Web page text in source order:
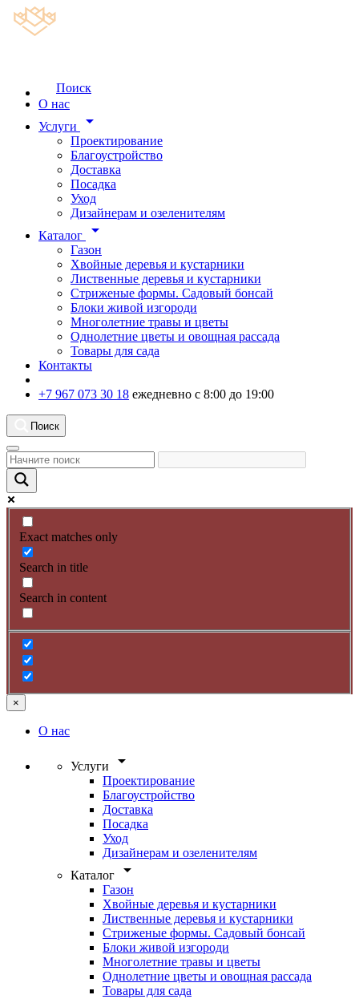
Поиск
О нас
Услуги
arrow_drop_down
Проектирование
Благоустройство
Доставка
Посадка
Уход
Дизайнерам и озеленителям
Каталог
arrow_drop_down
Газон
Хвойные деревья и кустарники
Лиственные деревья и кустарники
Стриженые формы. Садовый бонсай
Блоки живой изгороди
Многолетние травы и цветы
Однолетние цветы и овощная рассада
Товары для сада
Контакты
+7 967 073 30 18 ежедневно с 8:00 до 19:00
Поиск
Exact matches only
Search in title
Search in content
×
О нас
Услуги arrow_drop_down
Проектирование
Благоустройство
Доставка
Посадка
Уход
Дизайнерам и озеленителям
Каталог
arrow_drop_down
Газон
Хвойные деревья и кустарники
Лиственные деревья и кустарники
Стриженые формы. Садовый бонсай
Блоки живой изгороди
Многолетние травы и цветы
Однолетние цветы и овощная рассада
Товары для сада